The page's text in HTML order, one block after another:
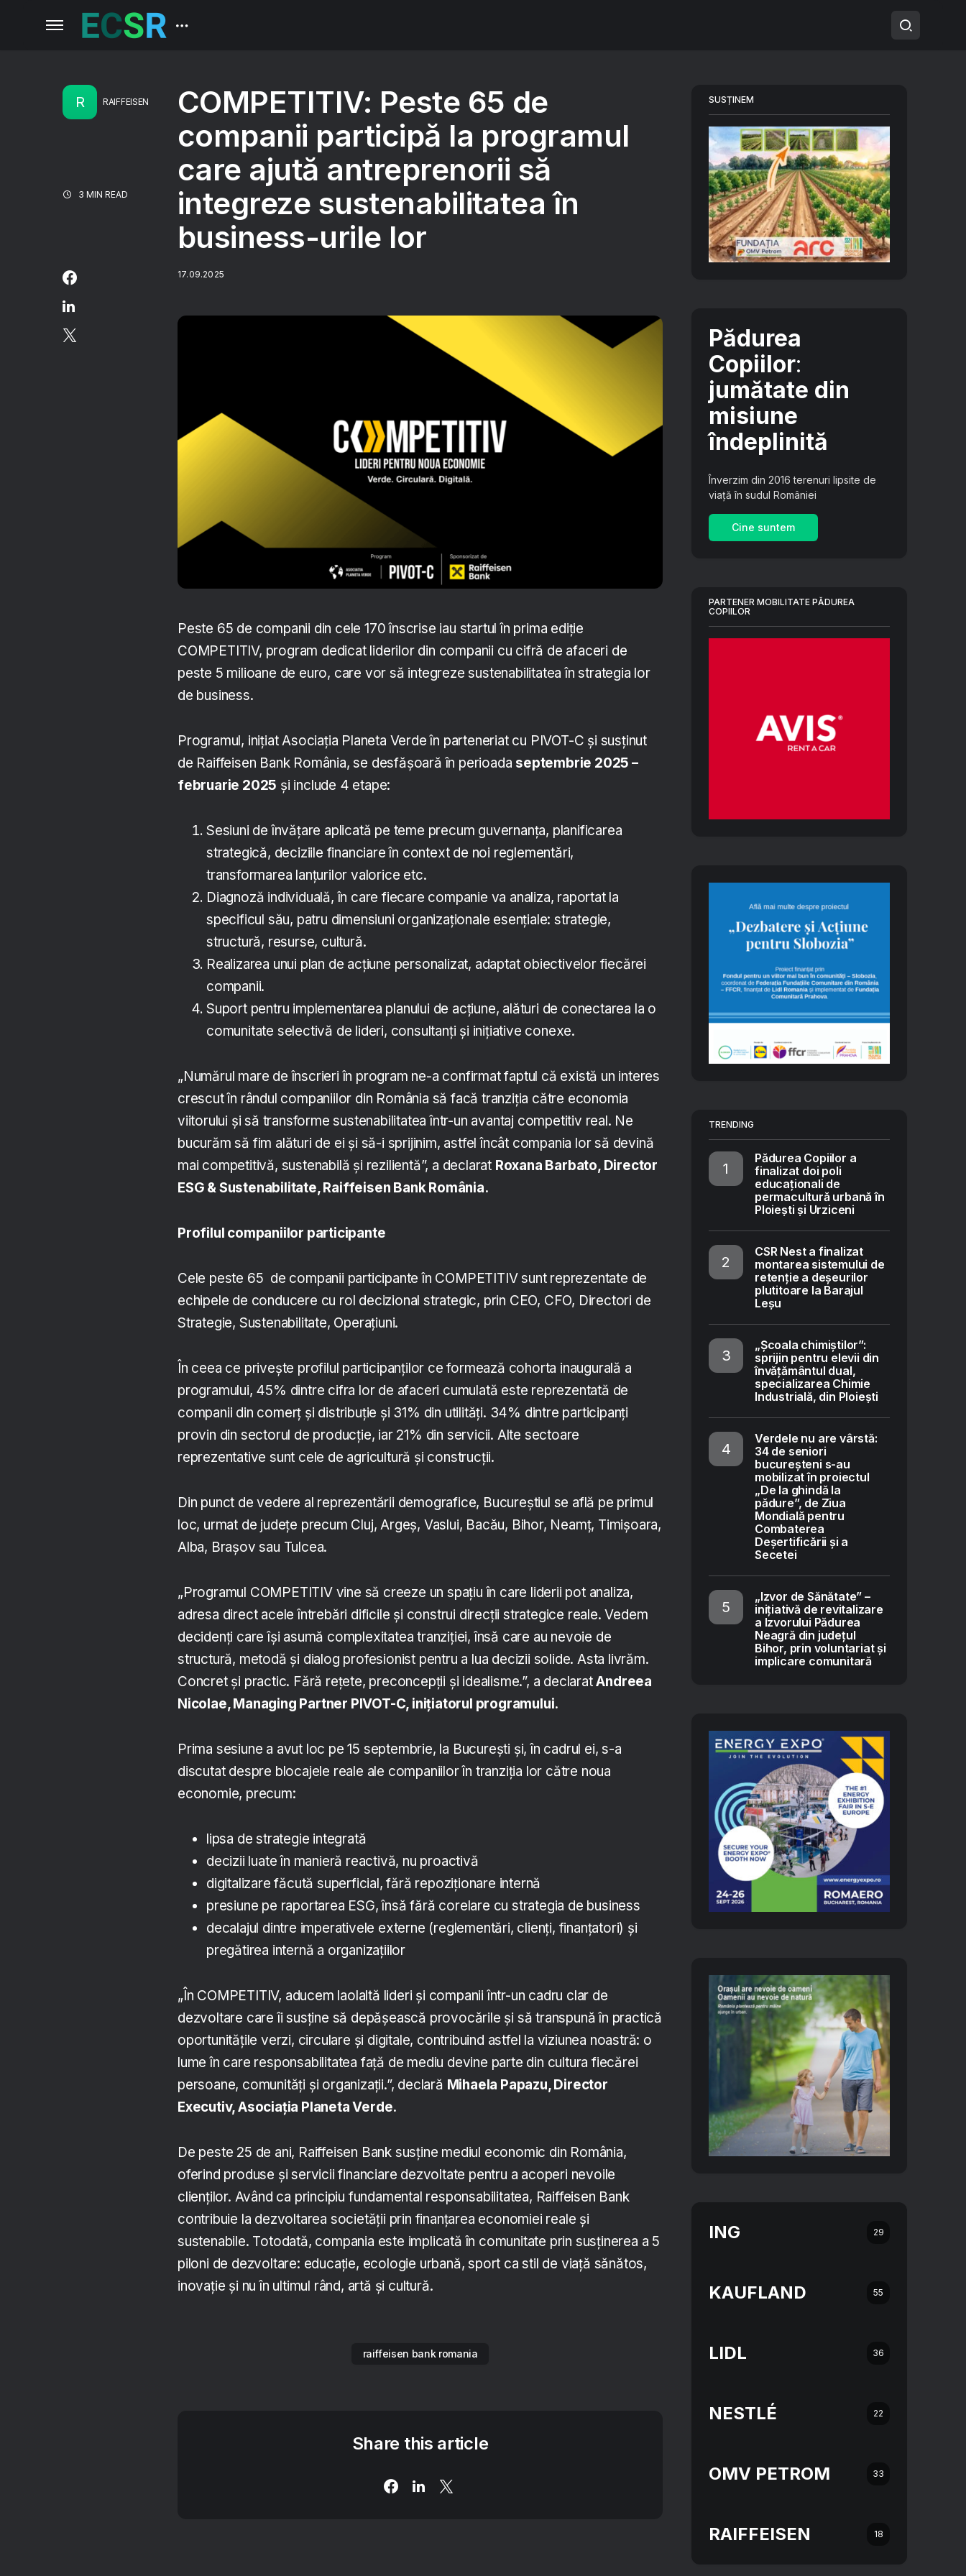
R RAIFFEISEN
3 MIN READ
COMPETITIV: Peste 65 de
companii participă la programul
care ajută antreprenorii să
integreze sustenabilitatea în
business-urile lor
17.09.2025
Peste 65 de companii din cele 170 înscrise iau startul în prima ediție
COMPETITIV, program dedicat liderilor din companii cu cifră de afaceri de
peste 5 milioane de euro, care vor să integreze sustenabilitatea în strategia lor
de business.
Programul, inițiat Asociația Planeta Verde în parteneriat cu PIVOT-C și susținut
de Raiffeisen Bank România, se desfășoară în perioada septembrie 2025 –
februarie 2025 și include 4 etape:
Sesiuni de învățare aplicată pe teme precum guvernanța, planificarea
strategică, deciziile financiare în context de noi reglementări,
transformarea lanțurilor valorice etc.
Diagnoză individuală, în care fiecare companie va analiza, raportat la
specificul său, patru dimensiuni organizaționale esențiale: strategie,
structură, resurse, cultură.
Realizarea unui plan de acțiune personalizat, adaptat obiectivelor fiecărei
companii.
Suport pentru implementarea planului de acțiune, alături de conectarea la o
comunitate selectivă de lideri, consultanți și inițiative conexe.
„Numărul mare de înscrieri în program ne-a confirmat faptul că există un interes
crescut în rândul companiilor din România să facă tranziția către economia
viitorului și să transforme sustenabilitatea într-un avantaj competitiv real. Ne
bucurăm să fim alături de ei și să-i sprijinim, astfel încât compania lor să devină
mai competitivă, sustenabilă și rezilientă”, a declarat Roxana Barbato, Director
ESG & Sustenabilitate, Raiffeisen Bank România.
Profilul companiilor participante
Cele peste 65 de companii participante în COMPETITIV sunt reprezentate de
echipele de conducere cu rol decizional strategic, prin CEO, CFO, Directori de
Strategie, Sustenabilitate, Operațiuni.
În ceea ce privește profilul participanților ce formează cohorta inaugurală a
programului, 45% dintre cifra lor de afaceri cumulată este reprezentată de
companii din comerț și distribuție și 31% din utilități. 34% dintre participanți
provin din sectorul de producție, iar 21% din servicii. Alte sectoare
reprezentative sunt cele de agricultură și construcții.
Din punct de vedere al reprezentării demografice, Bucureștiul se află pe primul
loc, urmat de județe precum Cluj, Argeș, Vaslui, Bacău, Bihor, Neamț, Timișoara,
Alba, Brașov sau Tulcea.
„Programul COMPETITIV vine să creeze un spațiu în care liderii pot analiza,
adresa direct acele întrebări dificile și construi direcții strategice reale. Vedem
decidenți care își asumă complexitatea tranziției, însă care au nevoie de
structură, metodă și dialog profesionist pentru a lua decizii solide. Asta livrăm.
Concret și practic. Fără rețete, preconcepții și idealisme.”, a declaratAndreea
Nicolae, Managing Partner PIVOT-C, inițiatorul programului.
Prima sesiune a avut loc pe 15 septembrie, la București și, în cadrul ei, s-a
discutat despre blocajele reale ale companiilor în tranziția lor către noua
economie, precum:
lipsa de strategie integrată
decizii luate în manieră reactivă, nu proactivă
digitalizare făcută superficial, fără repoziționare internă
presiune pe raportarea ESG, însă fără corelare cu strategia de business
decalajul dintre imperativele externe (reglementări, clienți, finanțatori) și
pregătirea internă a organizațiilor
„În COMPETITIV, aducem laolaltă lideri și companii într-un cadru clar de
dezvoltare care îi susține să depășească provocările și să transpună în practică
oportunitățile verzi, circulare și digitale, contribuind astfel la viziunea noastră: o
lume în care responsabilitatea față de mediu devine parte din cultura fiecărei
persoane, comunități și organizații.”, declară Mihaela Papazu, Director
Executiv, Asociația Planeta Verde.
De peste 25 de ani, Raiffeisen Bank susține mediul economic din România,
oferind produse și servicii financiare dezvoltate pentru a acoperi nevoile
clienților. Având ca principiu fundamental responsabilitatea, Raiffeisen Bank
contribuie la dezvoltarea societății prin finanțarea economiei reale și
sustenabile. Totodată, compania este implicată în comunitate prin susținerea a 5
piloni de dezvoltare: educație, ecologie urbană, sport ca stil de viață sănătos,
inovație și nu în ultimul rând, artă și cultură.
raiffeisen bank romania
Share this article
SUSȚINEM
Pădurea
Copiilor:
jumătate din
misiune
îndeplinită
Înverzim din 2016 terenuri lipsite de
viață în sudul României
Cine suntem
PARTENER MOBILITATE PĂDUREA
COPIILOR
TRENDING
Pădurea Copiilor a
finalizat doi poli
educaționali de
permacultură urbană în
Ploiești și Urziceni
CSR Nest a finalizat
montarea sistemului de
retenție a deșeurilor
plutitoare la Barajul
Leșu
„Școala chimiștilor”:
sprijin pentru elevii din
învățământul dual,
specializarea Chimie
Industrială, din Ploiești
Verdele nu are vârstă:
34 de seniori
bucureșteni s-au
mobilizat în proiectul
„De la ghindă la
pădure”, de Ziua
Mondială pentru
Combaterea
Deșertificării și a
Secetei
„Izvor de Sănătate” –
inițiativă de revitalizare
a Izvorului Pădurea
Neagră din județul
Bihor, prin voluntariat și
implicare comunitară
ING 29
KAUFLAND 55
LIDL 36
NESTLÉ 22
OMV PETROM 33
RAIFFEISEN 18